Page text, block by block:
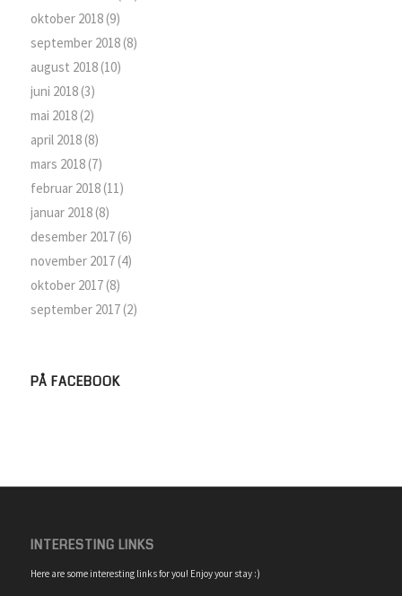
oktober 2018(9)
september 2018(8)
august 2018(10)
juni 2018(3)
mai 2018(2)
april 2018(8)
mars 2018(7)
februar 2018(11)
januar 2018(8)
desember 2017(6)
november 2017(4)
oktober 2017(8)
september 2017(2)
PÅ FACEBOOK
INTERESTING LINKS
Here are some interesting links for you! Enjoy your stay :)